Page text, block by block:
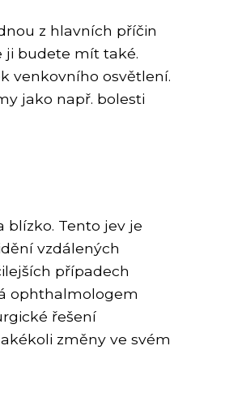
z hlavních příčin
ji budete mít také.
venkovního osvětlení.
jako např. bolesti
blízko. Tento jev je
vzdálených
případech
ophthalmologem
řešení
změny ve svém